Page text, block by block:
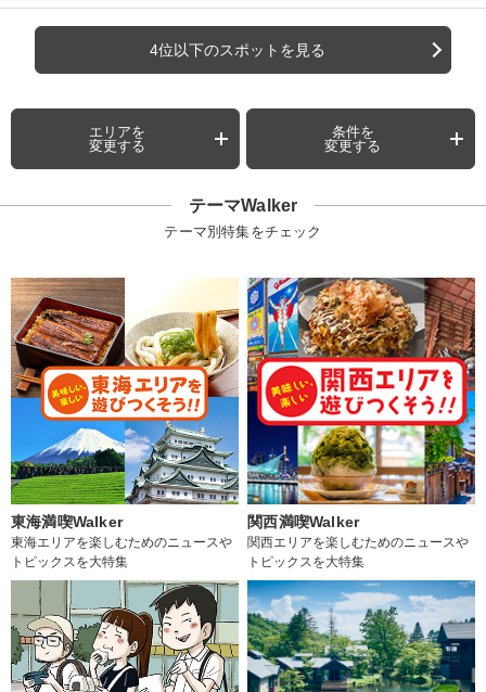
4位以下のスポットを見る
エリアを
変更する
条件を
変更する
テーマWalker
テーマ別特集をチェック
東海満喫Walker
東海エリアを楽しむためのニュースや
トピックスを大特集
関西満喫Walker
関西エリアを楽しむためのニュースや
トピックスを大特集